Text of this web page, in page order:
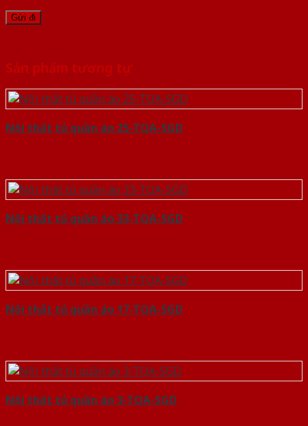
Sản phẩm tương tự
Nội thất tủ quần áo 25-TQA-SGD
Nội thất tủ quần áo 33-TQA-SGD
Nội thất tủ quần áo 17-TQA-SGD
Nội thất tủ quần áo 3-TQA-SGD